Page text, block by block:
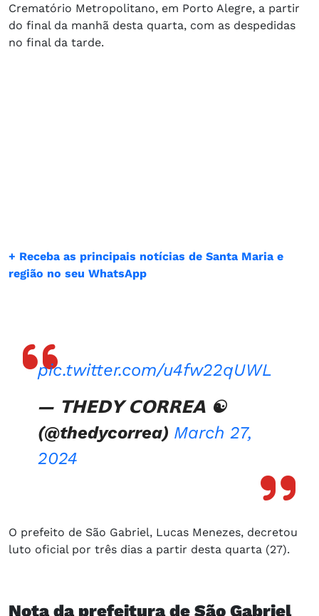
Crematório Metropolitano, em Porto Alegre, a partir
do final da manhã desta quarta, com as despedidas
no final da tarde.
+ Receba as principais notícias de Santa Maria e
região no seu WhatsApp
pic.twitter.com/u4fw22qUWL
— 𝗧𝗛𝗘𝗗𝗬 𝗖𝗢𝗥𝗥𝗘𝗔 ☯️
(@thedycorrea) March 27,
2024
O prefeito de São Gabriel, Lucas Menezes, decretou
luto oficial por três dias a partir desta quarta (27).
Nota da prefeitura de São Gabriel